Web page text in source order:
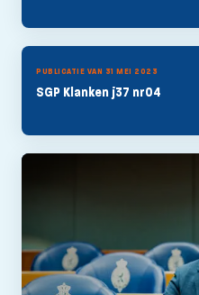
PUBLICATIE VAN 31 MEI 2023
SGP Klanken j37 nr04